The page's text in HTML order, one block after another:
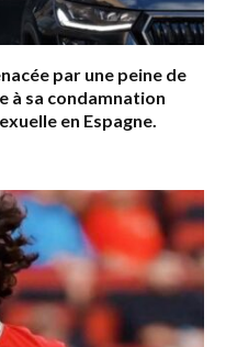
par une peine de
à sa condamnation
en Espagne.